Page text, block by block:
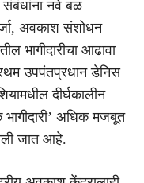
संबंधांना नवे बळ
अवकाश संशोधन
भागीदारीचा आढावा
उपपंतप्रधान डेनिस
दीर्घकालीन
भागीदारी’ अधिक मजबूत
जात आहे.